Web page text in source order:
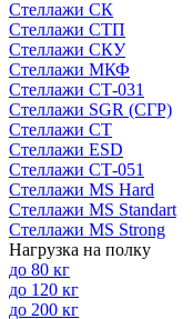
Стеллажи СК
Стеллажи СТП
Стеллажи СКУ
Стеллажи МКФ
Стеллажи СТ-031
Стеллажи SGR (СГР)
Стеллажи СТ
Стеллажи ESD
Стеллажи СТ-051
Стеллажи MS Hard
Стеллажи MS Standart
Стеллажи MS Strong
Нагрузка на полку
до 80 кг
до 120 кг
до 200 кг